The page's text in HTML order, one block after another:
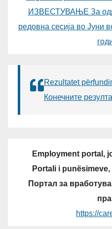
ИЗВЕСТУВАЊЕ За
редовна сесија во Јуни
Rezultatet
Конечните
Employment portal,
Portali i
Портал за
https://